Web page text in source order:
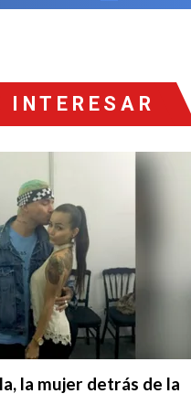
INTERESAR
la mujer detrás de la